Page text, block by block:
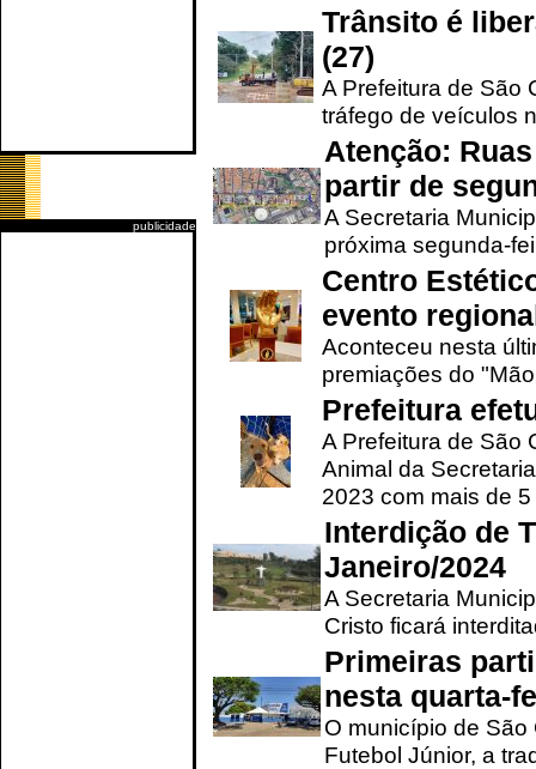
publicidade
Trânsito é
(27)
A Prefeitura de São
tráfego de veículos
Atenção:
partir de
A Secretaria
próxima segunda-
Centro
evento
Aconteceu nesta
premiações do
Prefeitura
A Prefeitura de São
Animal da
2023 com mais de 5
Interdição de
Janeiro/2024
A Secretaria
Cristo ficará
Primeiras
nesta quarta-
O município de
Futebol Júnior, a